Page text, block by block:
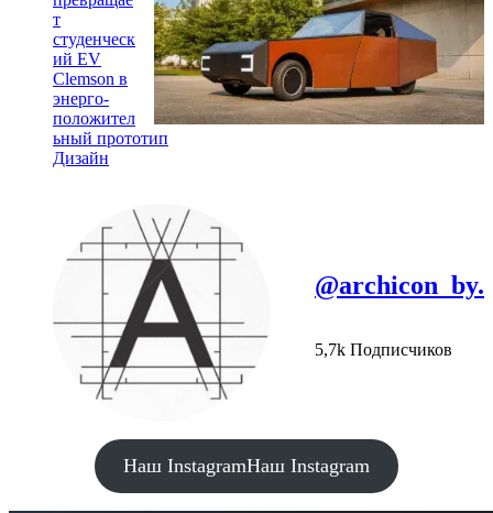
т
студенческ
ий EV
Clemson в
энерго-
положител
ьный прототип
Дизайн
@archicon_by.
5,7k Подписчиков
Наш InstagramНаш Instagram